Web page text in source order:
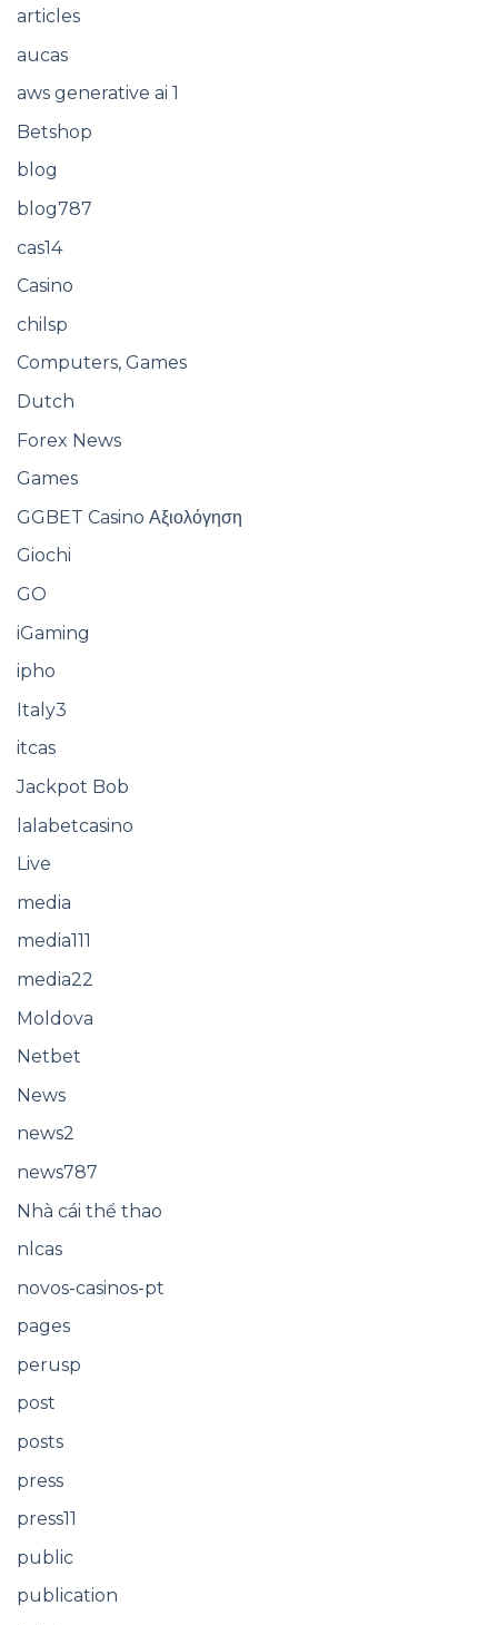
articles
aucas
aws generative ai 1
Betshop
blog
blog787
cas14
Casino
chilsp
Computers, Games
Dutch
Forex News
Games
GGBET Casino Αξιολόγηση
Giochi
GO
iGaming
ipho
Italy3
itcas
Jackpot Bob
lalabetcasino
Live
media
media111
media22
Moldova
Netbet
News
news2
news787
Nhà cái thể thao
nlcas
novos-casinos-pt
pages
perusp
post
posts
press
press11
public
publication